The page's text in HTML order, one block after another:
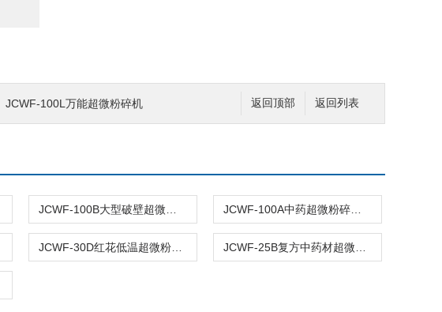
返回列表
返回顶部
JCWF-100L万能超微粉碎机